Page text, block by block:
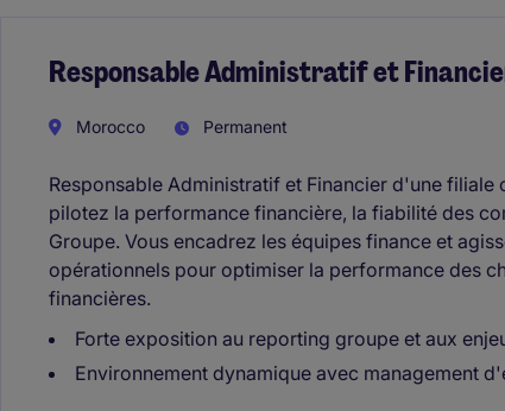
Responsable Administratif et
Morocco Permanent
Responsable Administratif et Financier d'une
pilotez la performance financière, la fiabilité des
Groupe. Vous encadrez les équipes finance et
opérationnels pour optimiser la performance des
financières.
Forte exposition au reporting groupe et aux
Environnement dynamique avec management